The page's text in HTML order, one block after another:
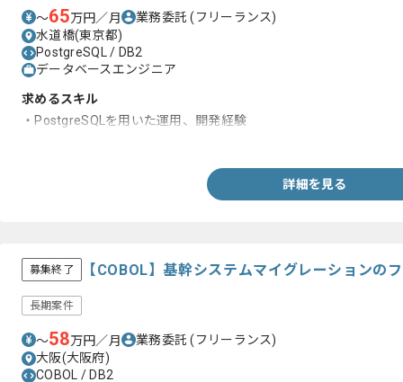
〜65万円／月 業務委託(フリーランス)
水道橋(東京都)
PostgreSQL / DB2
データベースエンジニア
求めるスキル
・PostgreSQLを用いた運用、開発経験
詳細を見る
募集終了 【COBOL】基幹システムマイグレーションの
長期案件
〜58万円／月 業務委託(フリーランス)
大阪(大阪府)
COBOL / DB2